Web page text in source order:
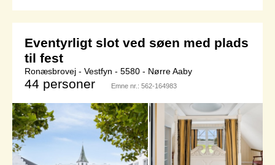
Eventyrligt slot ved søen med plads
til fest
Ronæsbrovej - Vestfyn - 5580 - Nørre Aaby
44 personer Emne nr.: 562-164983